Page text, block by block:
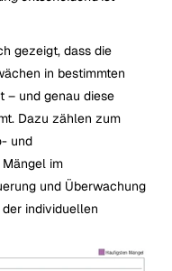
gezeigt, dass die
in bestimmten
– und genau diese
Dazu zählen zum
und
im
und Überwachung
individuellen